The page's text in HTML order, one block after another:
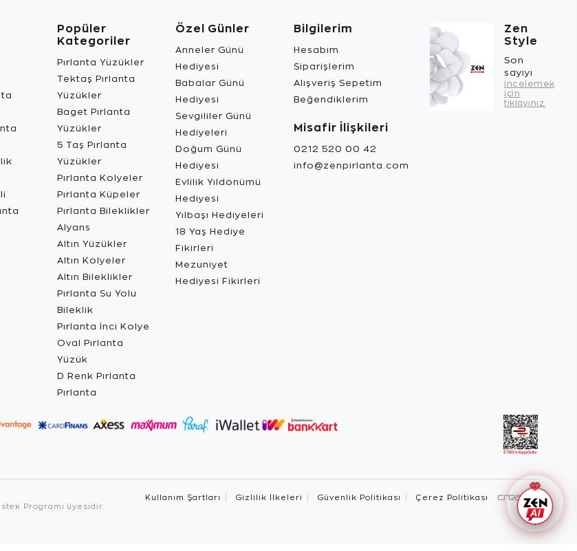
Popüler
Kategoriler
Pırlanta Yüzükler
Tektaş Pırlanta
Yüzükler
Baget Pırlanta
Yüzükler
5 Taş Pırlanta
Yüzükler
Pırlanta Kolyeler
Pırlanta Küpeler
Pırlanta Bileklikler
Alyans
Altın Yüzükler
Altın Kolyeler
Altın Bileklikler
Pırlanta Su Yolu
Bileklik
Pırlanta İnci Kolye
Oval Pırlanta
Yüzük
D Renk Pırlanta
Pırlanta
Özel Günler
Anneler Günü
Hediyesi
Babalar Günü
Hediyesi
Sevgililer Günü
Hediyeleri
Doğum Günü
Hediyesi
Evlilik Yıldönümü
Hediyesi
Yılbaşı Hediyeleri
18 Yaş Hediye
Fikirleri
Mezuniyet
Hediyesi Fikirleri
Bilgilerim
Hesabım
Siparişlerim
Alışveriş Sepetim
Beğendiklerim
Misafir İlişkileri
0212 520 00 42
info@zenpirlanta.com
Zen
Style
Son
sayıyı
incelemek
için
tıklayınız.
Programı üyesidir.
Kullanım Şartları Gizlilik İlkeleri Güvenlik Politikası Çerez Politikası